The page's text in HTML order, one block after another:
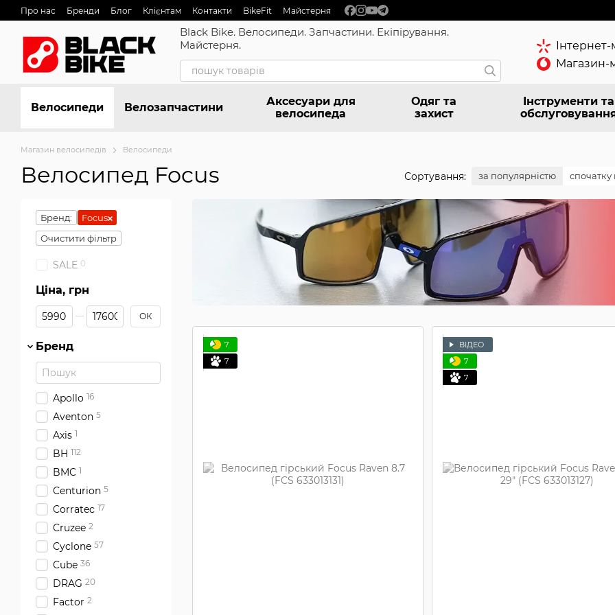
Перейти до основного контенту
Про нас Бренди Блог Клієнтам Контакти BikeFit Майстерня
Black Bike. Велосипеди. Запчастини. Екіпірування.
Майстерня.
Магазин-
Велосипеди Велозапчастини
Аксесуари для
велосипеда
Одяг та
захист
Інструменти та
Магазин велосипедів Велосипеди
Велосипед Focus Сортування: за популярністю спочатку
7
7
ВІДЕО
7
7
Бренд:
Focus
Очистити фільтр
SALE 0
Ціна, грн
Від Ціна, грн
До Ціна, грн ОК
Бренд
Apollo 16
Aventon 5
Axis 1
BH 112
BMC 1
Centurion 5
Corratec 17
Cruzee 2
Cyclone 57
Cube 36
DRAG 20
Factor 2